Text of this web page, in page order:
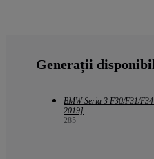
Generații
BMW Seria 3 F30/F31/
2019]
285